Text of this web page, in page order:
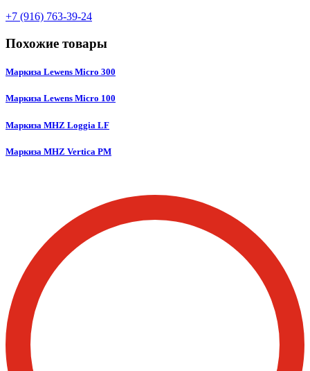
+7 (916) 763-39-24
Похожие товары
Маркиза Lewens Micro 300
Маркиза Lewens Micro 100
Маркиза MHZ Loggia LF
Маркиза MHZ Vertica PM